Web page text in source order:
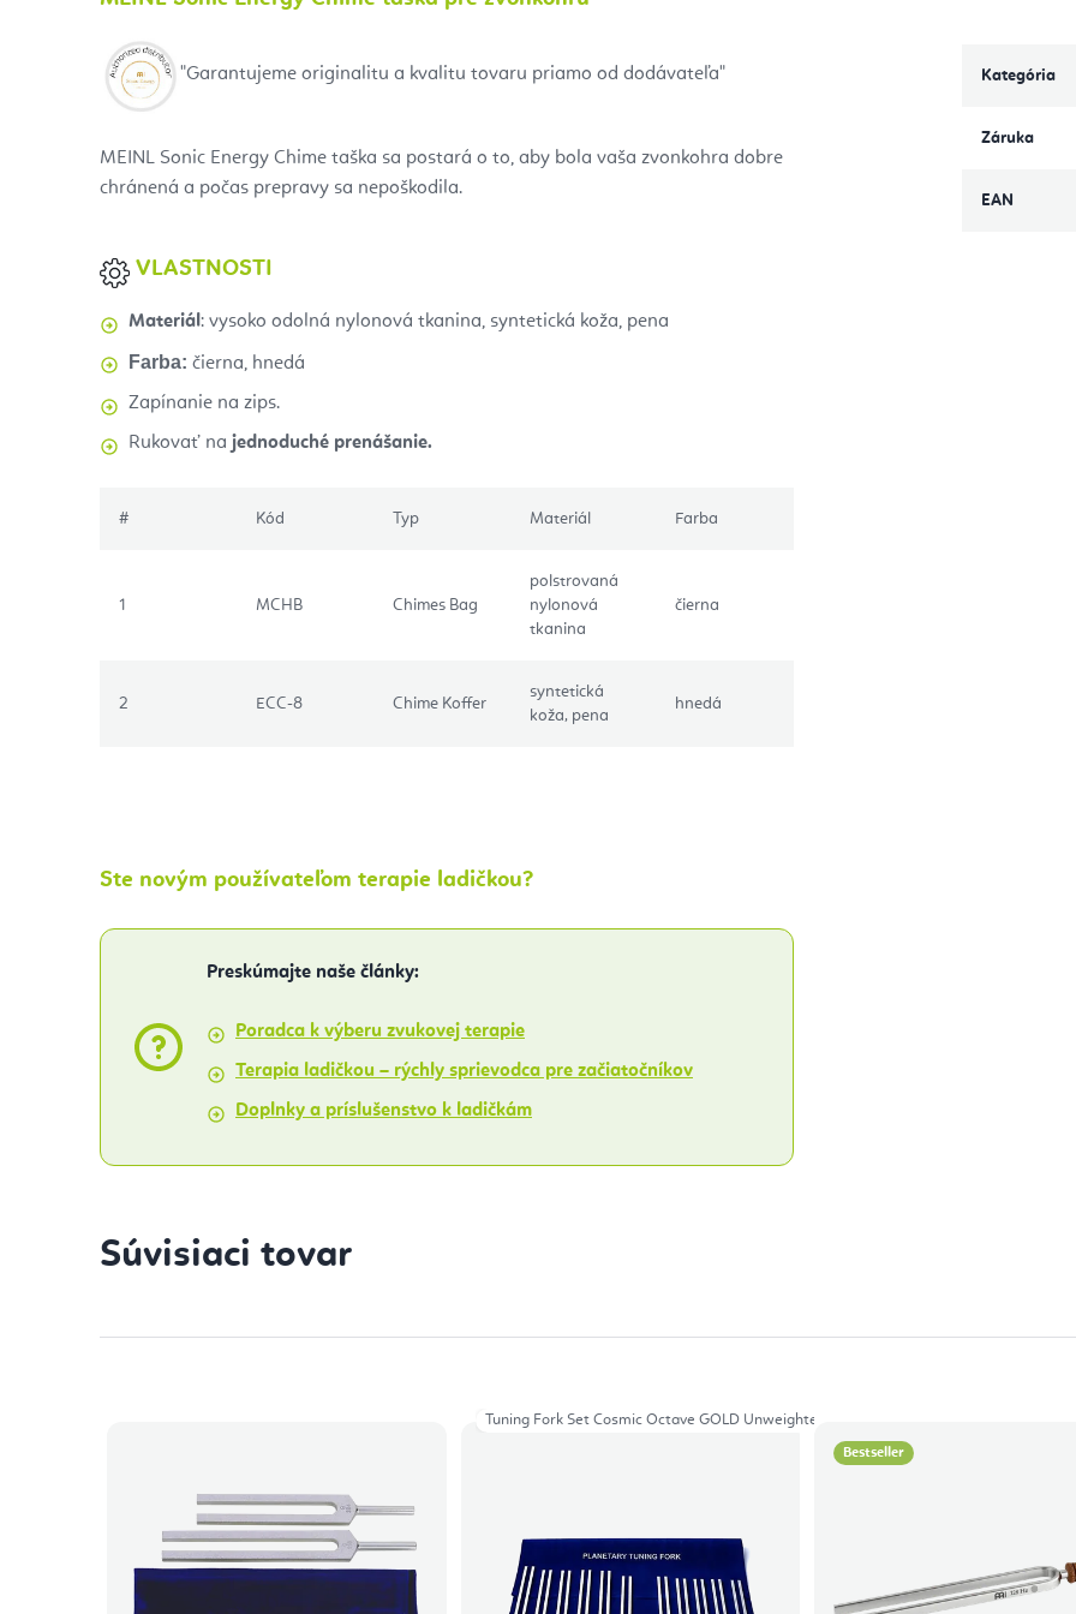
"Garantujeme originalitu a kvalitu tovaru priamo od dodávateľa"
MEINL Sonic Energy Chime taška sa postará o to, aby bola vaša zvonkohra dobre
chránená a počas prepravy sa nepoškodila.
VLASTNOSTI
Materiál: vysoko odolná nylonová tkanina, syntetická koža, pena
Farba: čierna, hnedá
Zapínanie na zips.
Rukovať na jednoduché prenášanie.
# Kód Typ Materiál Farba
1 MCHB Chimes Bag
polstrovaná
nylonová
tkanina
čierna
2 ECC-8 Chime Koffer
syntetická
koža, pena
hnedá
Ste novým používateľom terapie ladičkou?
Preskúmajte naše články:
Poradca k výberu zvukovej terapie
Terapia ladičkou – rýchly sprievodca pre začiatočníkov
Doplnky a príslušenstvo k ladičkám
Kategória
Záruka
EAN
Súvisiaci tovar
Tuning Fork Set Cosmic Octave GOLD Unweighted
Bestseller